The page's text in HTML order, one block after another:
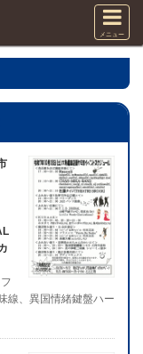
メニュー
線、異国情緒鍵盤ハー